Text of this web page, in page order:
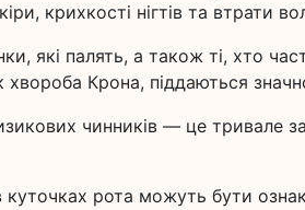
крихкості нігтів та втрати
які палять, а також ті, хто
Крона, піддаються
чинників — це тривале
рота можуть бути